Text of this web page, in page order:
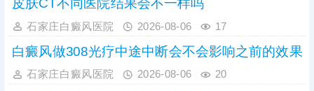
皮肤CT不同医院结果会不一样吗
石家庄白癜风医院 2026-08-06 17
白癜风做308光疗中途中断会不会影响之前的效果
石家庄白癜风医院 2026-08-06 20